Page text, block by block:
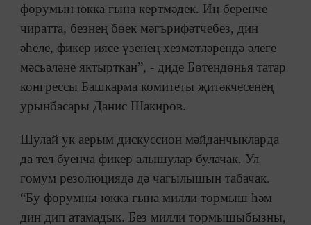
форумын юкка гына кертмәдек. Иң беренче
чиратта, безнең бөек мәгърифәтчебез, дин
әһеле, фикер иясе үзенең хезмәтләрендә әлеге
мәсьәләне яктырткан”, - диде Бөтендөнья татар
конгрессы Башкарма комитеты җитәкчесенең
урынбасары Данис Шакиров.
Шулай ук аерым дискуссион мәйданчыкларда
да тел буенча фикер алышулар булачак. Ул
гомум резолюциядә дә чагылышын табачак.
“Бу форумны юкка гына милли тормыш һәм
дин дип атамадык. Без милли тормышыбызны,